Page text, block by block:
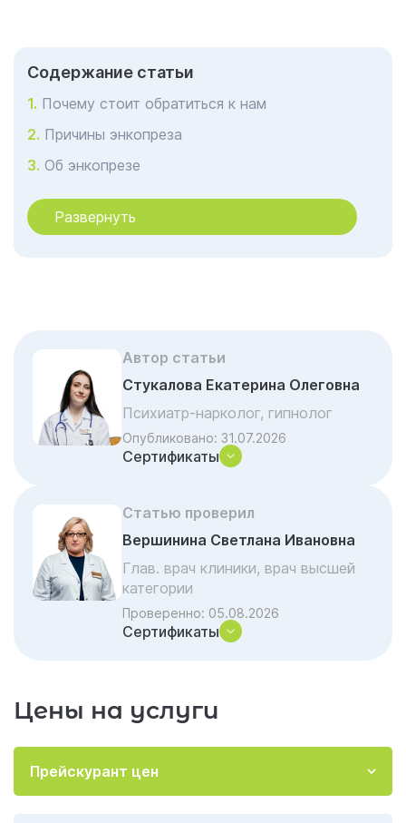
Cодержание статьи
Почему стоит обратиться к нам
Причины энкопреза
Об энкопрезе
Диагностика в Казани в клинике Гармония
Лечение энкопреза в Казани в клинике
(«Школа чистоты»)
Фармакотерапия при энкопрезе: почему
контроль врача обязателен
Безопасные стандарты «Гармонии»
Зачем нужен регулярный мониторинг
Лечение энкопреза у взрослых в Казани в
клинике Гармония
Отзывы об услуге «Лечение энкопреза»
Акции и скидки на лечение
Частые вопросы и ответы
Развернуть
Автор статьи
Стукалова Екатерина Олеговна
Психиатр-нарколог, гипнолог
Опубликовано: 31.07.2026
Сертификаты
Статью проверил
Вершинина Светлана Ивановна
Глав. врач клиники, врач высшей
категории
Проверенно: 05.08.2026
Сертификаты
Цены на услуги
Прейскурант цен